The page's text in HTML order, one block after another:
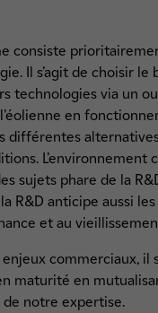
consiste
Il s’agit de choisir le
technologies via un
en
différentes
L’environnement
sujets phare de la
R&D anticipe aussi
et au
commerciaux, il
maturité en
notre expertise.